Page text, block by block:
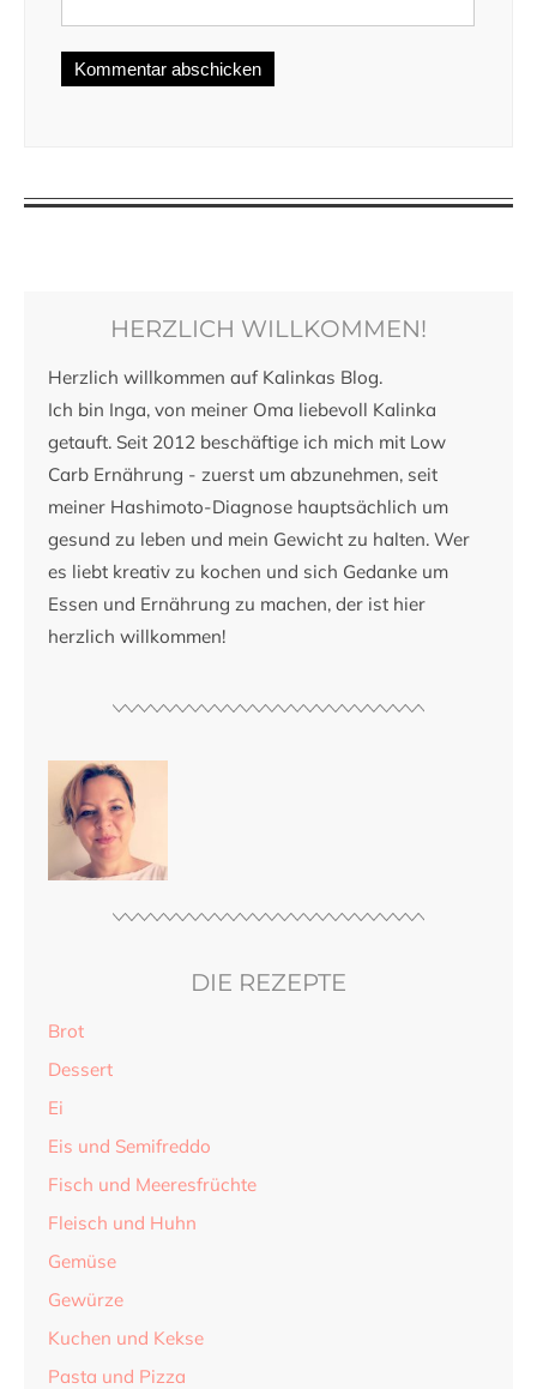
HERZLICH WILLKOMMEN!
Herzlich willkommen auf Kalinkas Blog.
Ich bin Inga, von meiner Oma liebevoll Kalinka
getauft. Seit 2012 beschäftige ich mich mit Low
Carb Ernährung - zuerst um abzunehmen, seit
meiner Hashimoto-Diagnose hauptsächlich um
gesund zu leben und mein Gewicht zu halten. Wer
es liebt kreativ zu kochen und sich Gedanke um
Essen und Ernährung zu machen, der ist hier
herzlich willkommen!
DIE REZEPTE
Brot
Dessert
Ei
Eis und Semifreddo
Fisch und Meeresfrüchte
Fleisch und Huhn
Gemüse
Gewürze
Kuchen und Kekse
Pasta und Pizza